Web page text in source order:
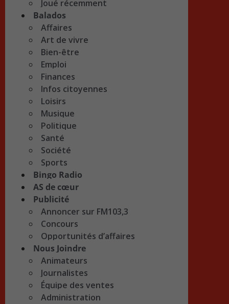
Joué récemment
Balados
Affaires
Art de vivre
Bien-être
Emploi
Finances
Infos citoyennes
Loisirs
Musique
Politique
Santé
Société
Sports
Bingo Radio
AS de cœur
Publicité
Annoncer sur FM103,3
Concours
Opportunités d’affaires
Nous Joindre
Animateurs
Journalistes
Équipe des ventes
Administration